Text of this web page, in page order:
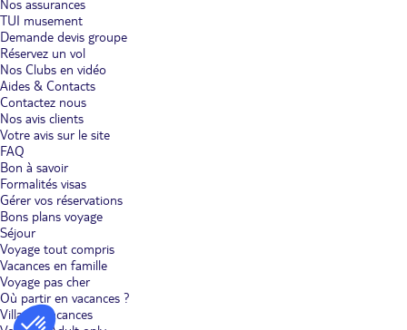
Nos assurances
TUI musement
Demande devis groupe
Réservez un vol
Nos Clubs en vidéo
Aides & Contacts
Contactez nous
Nos avis clients
Votre avis sur le site
FAQ
Bon à savoir
Formalités visas
Gérer vos réservations
Bons plans voyage
Séjour
Voyage tout compris
Vacances en famille
Voyage pas cher
Où partir en vacances ?
Villages vacances